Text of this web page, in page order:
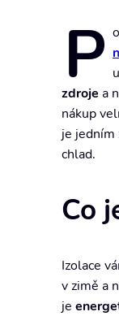
P
zdroje a
nákup
je jedním
chlad.
Co
Izolace
v zimě a
je